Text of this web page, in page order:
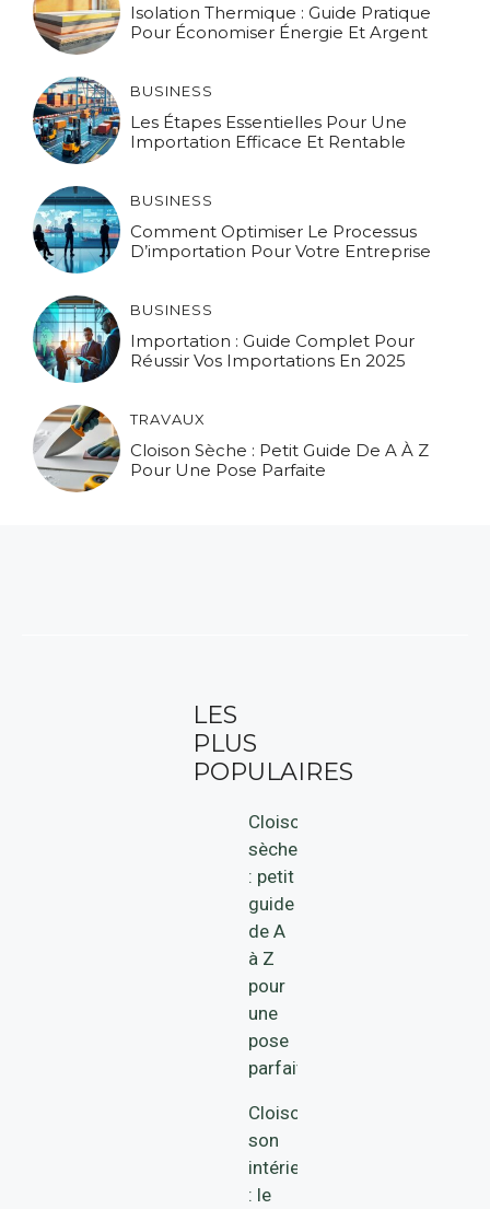
Isolation Thermique : Guide Pratique
Pour Économiser Énergie Et Argent
BUSINESS
Les Étapes Essentielles Pour Une
Importation Efficace Et Rentable
BUSINESS
Comment Optimiser Le Processus
D’importation Pour Votre Entreprise
BUSINESS
Importation : Guide Complet Pour
Réussir Vos Importations En 2025
TRAVAUX
Cloison Sèche : Petit Guide De A À Z
Pour Une Pose Parfaite
LES
PLUS
POPULAIRES
Cloison
sèche
: petit
guide
de A
à Z
pour
une
pose
parfaite
Cloisonner
son
intérieur
: le